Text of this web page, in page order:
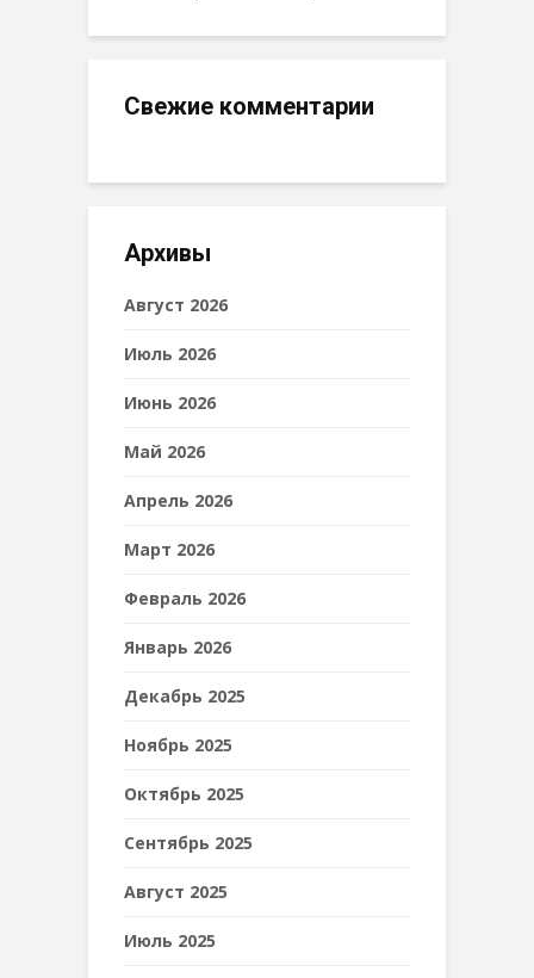
Свежие комментарии
Архивы
Август 2026
Июль 2026
Июнь 2026
Май 2026
Апрель 2026
Март 2026
Февраль 2026
Январь 2026
Декабрь 2025
Ноябрь 2025
Октябрь 2025
Сентябрь 2025
Август 2025
Июль 2025